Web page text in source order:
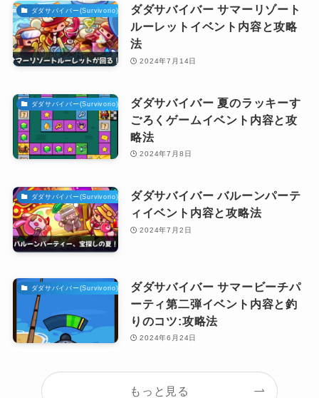
ダダサバイバー(Survivorio)攻略ダダサバイバー サマーリゾート
ルーレットイベント内容と攻略
法
2024年7月14日
ダダサバイバー(Survivorio)攻略ダダサバイバー 夏のラッキーす
ごろくゲームイベント内容と攻
略法
2024年7月8日
ダダサバイバー(Survivorio)攻略ダダサバイバー バルーンパーテ
ィイベント内容と攻略法
2024年7月2日
ダダサバイバー(Survivorio)攻略ダダサバイバー サマービーチパ
ーティ第二弾イベント内容と釣
りのコツ:攻略法
2024年6月24日
もっと見る